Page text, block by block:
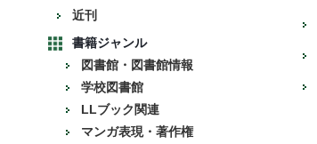
近刊
書籍ジャンル
図書館・図書館情報
学校図書館
LLブック関連
マンガ表現・著作権